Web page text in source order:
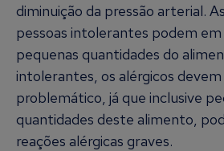
diminuição da pressão arterial.
pessoas intolerantes podem
pequenas quantidades do
intolerantes, os alérgicos
problemático, já que inclusive
quantidades deste alimento,
reações alérgicas graves.